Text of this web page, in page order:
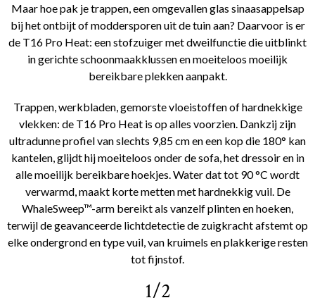
Maar hoe pak je trappen, een omgevallen glas sinaasappelsap
bij het ontbijt of moddersporen uit de tuin aan? Daarvoor is er
de T16 Pro Heat: een stofzuiger met dweilfunctie die uitblinkt
in gerichte schoonmaakklussen en moeiteloos moeilijk
bereikbare plekken aanpakt.
Trappen, werkbladen, gemorste vloeistoffen of hardnekkige
vlekken: de T16 Pro Heat is op alles voorzien. Dankzij zijn
ultradunne profiel van slechts 9,85 cm en een kop die 180° kan
kantelen, glijdt hij moeiteloos onder de sofa, het dressoir en in
alle moeilijk bereikbare hoekjes. Water dat tot 90 °C wordt
verwarmd, maakt korte metten met hardnekkig vuil. De
WhaleSweep™-arm bereikt als vanzelf plinten en hoeken,
terwijl de geavanceerde lichtdetectie de zuigkracht afstemt op
elke ondergrond en type vuil, van kruimels en plakkerige resten
tot fijnstof.
1/2